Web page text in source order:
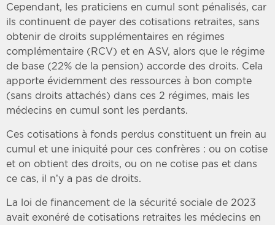
Cependant, les praticiens en cumul sont pénalisés, car
ils continuent de payer des cotisations retraites, sans
obtenir de droits supplémentaires en régimes
complémentaire (RCV) et en ASV, alors que le régime
de base (22% de la pension) accorde des droits. Cela
apporte évidemment des ressources à bon compte
(sans droits attachés) dans ces 2 régimes, mais les
médecins en cumul sont les perdants.
Ces cotisations à fonds perdus constituent un frein au
cumul et une iniquité pour ces confrères : ou on cotise
et on obtient des droits, ou on ne cotise pas et dans
ce cas, il n’y a pas de droits.
La loi de financement de la sécurité sociale de 2023
avait exonéré de cotisations retraites les médecins en